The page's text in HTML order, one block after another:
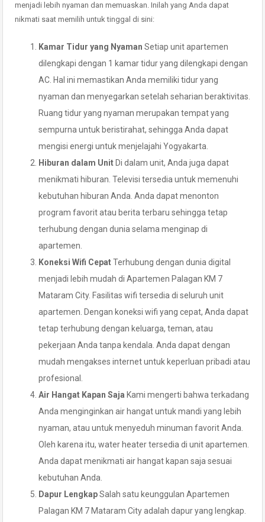
menjadi lebih nyaman dan memuaskan. Inilah yang Anda dapat
nikmati saat memilih untuk tinggal di sini:
Kamar Tidur yang Nyaman Setiap unit apartemen
dilengkapi dengan 1 kamar tidur yang dilengkapi dengan
AC. Hal ini memastikan Anda memiliki tidur yang
nyaman dan menyegarkan setelah seharian beraktivitas.
Ruang tidur yang nyaman merupakan tempat yang
sempurna untuk beristirahat, sehingga Anda dapat
mengisi energi untuk menjelajahi Yogyakarta.
Hiburan dalam Unit Di dalam unit, Anda juga dapat
menikmati hiburan. Televisi tersedia untuk memenuhi
kebutuhan hiburan Anda. Anda dapat menonton
program favorit atau berita terbaru sehingga tetap
terhubung dengan dunia selama menginap di
apartemen.
Koneksi Wifi CepatTerhubung dengan dunia digital
menjadi lebih mudah di Apartemen Palagan KM 7
Mataram City. Fasilitas wifi tersedia di seluruh unit
apartemen. Dengan koneksi wifi yang cepat, Anda dapat
tetap terhubung dengan keluarga, teman, atau
pekerjaan Anda tanpa kendala. Anda dapat dengan
mudah mengakses internet untuk keperluan pribadi atau
profesional.
Air Hangat Kapan Saja Kami mengerti bahwa terkadang
Anda menginginkan air hangat untuk mandi yang lebih
nyaman, atau untuk menyeduh minuman favorit Anda.
Oleh karena itu, water heater tersedia di unit apartemen.
Anda dapat menikmati air hangat kapan saja sesuai
kebutuhan Anda.
Dapur LengkapSalah satu keunggulan Apartemen
Palagan KM 7 Mataram City adalah dapur yang lengkap.